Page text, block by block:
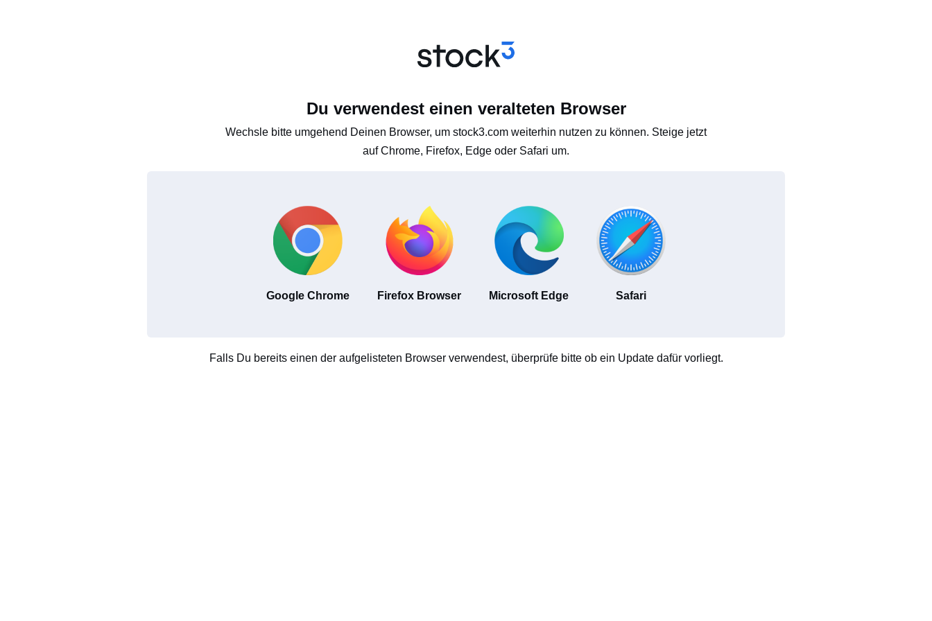
Du verwendest einen veralteten Browser
Wechsle bitte umgehend Deinen Browser, um stock3.com weiterhin nutzen zu können. Steige jetzt
auf Chrome, Firefox, Edge oder Safari um.
Google Chrome Firefox Browser Microsoft Edge Safari
Falls Du bereits einen der aufgelisteten Browser verwendest, überprüfe bitte ob ein Update dafür vorliegt.